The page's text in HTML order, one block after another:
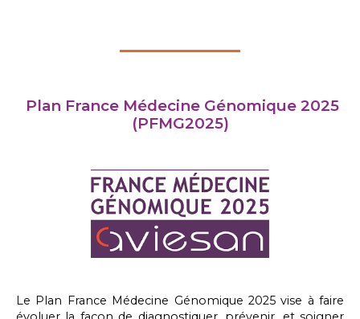
Plan France Médecine Génomique 2025
(PFMG2025)
Le Plan France Médecine Génomique 2025 vise à faire